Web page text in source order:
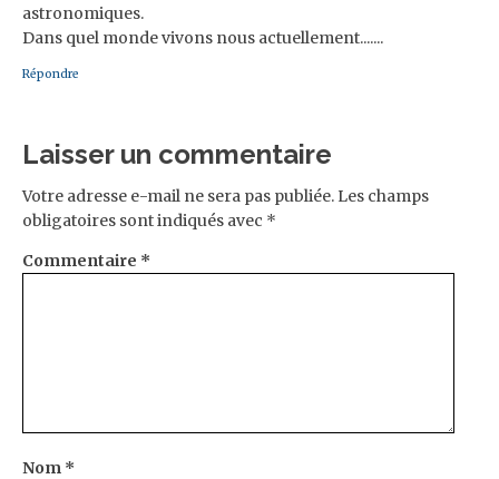
astronomiques.
Dans quel monde vivons nous actuellement.......
Répondre
Laisser un commentaire
Votre adresse e-mail ne sera pas publiée. Les champs
obligatoires sont indiqués avec *
Commentaire *
Nom *